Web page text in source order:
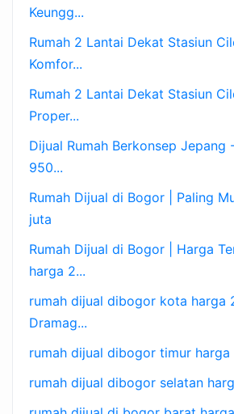
Keungg...
Rumah 2 Lantai Dekat Stasiun
Komfor...
Rumah 2 Lantai Dekat Stasiun
Proper...
Dijual Rumah Berkonsep Jepang
950...
Rumah Dijual di Bogor | Paling
juta
Rumah Dijual di Bogor | Harga
harga 2...
rumah dijual dibogor kota harga
Dramag...
rumah dijual dibogor timur
rumah dijual dibogor selatan